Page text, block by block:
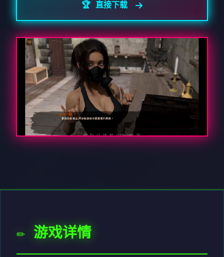
🏆 直接下载
✏️ 游戏详情